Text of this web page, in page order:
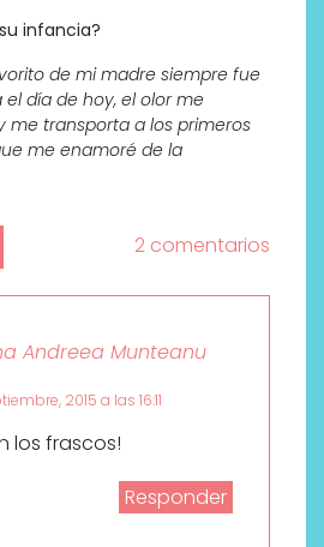
infancia?
de mi madre siempre fue
el día de hoy, el olor me
me transporta a los primeros
me enamoré de la
2 comentarios
Andreea Munteanu
2015 a las 16:11
los frascos!
Responder